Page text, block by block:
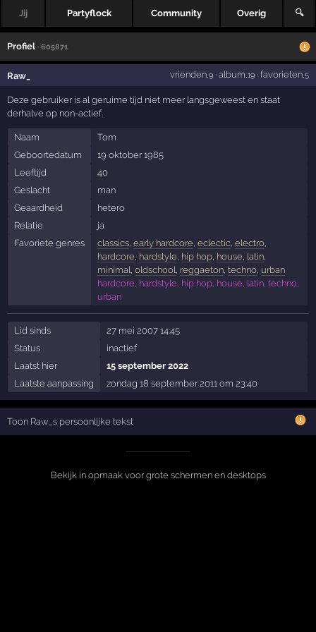
Jij Partyflock Community Overig 🔍
Profiel · 605871
Raw_ vrienden,9· album ,19· favorieten,5
Deze gebruiker is al geruime tijd niet meer langsgeweest en staat
derhalve op non-actief.
Naam
Tom
Geboortedatum
19 oktober 1985
Leeftijd
40
Geslacht
man
Geaardheid
hetero
Relatie
ja
Favoriete genres
classics, early hardcore eclectic, electro,
hardcore hardstyle hip hop, house latin,
minimal oldschool reggaeton, techno, urban
hardcore, hardstyle, hip hop, house, latin, techno,
urban
Lid sinds
27 mei 2007 14:45
Status
inactief
Laatst hier
15 september 2022
Laatste aanpassing
zondag 18 september 2011 om 23:40
Toon Raw_s persoonlijke tekst
Bekijk in opmaak voor grote schermen en desktops